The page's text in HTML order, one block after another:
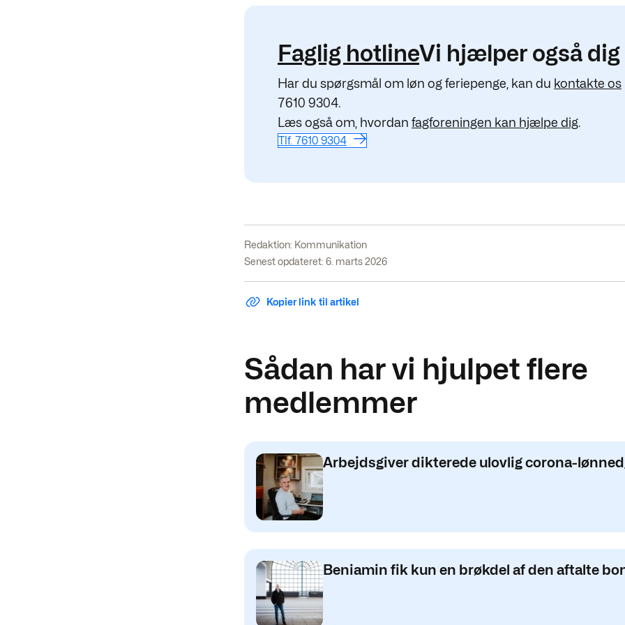
Faglig hotlineVi hjælper også dig
Har du spørgsmål om løn og feriepenge, kan du kontakte os
7610 9304.
Læs også om, hvordan fagforeningen kan hjælpe dig.
Tlf. 7610 9304
Redaktion: Kommunikation
Senest opdateret: 6. marts 2026
Kopier link til artikel
Sådan har vi hjulpet flere
medlemmer
Arbejdsgiver dikterede ulovlig corona-
Beniamin fik kun en brøkdel af den aftalte